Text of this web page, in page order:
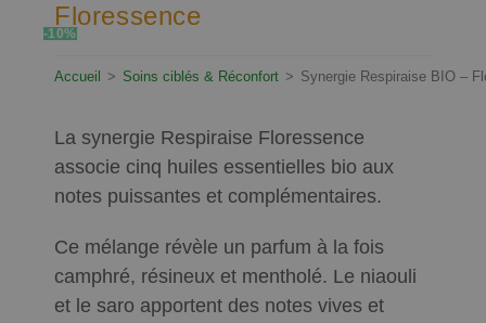
-10%
Floressence
Accueil > Soins ciblés & Réconfort > Synergie Respiraise BIO –
La synergie Respiraise Floressence
associe cinq huiles essentielles bio aux
notes puissantes et complémentaires.
Ce mélange révèle un parfum à la fois
camphré, résineux et mentholé. Le niaouli
et le saro apportent des notes vives et